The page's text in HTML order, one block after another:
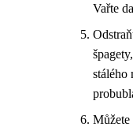
Vařte
stálého
Můžete